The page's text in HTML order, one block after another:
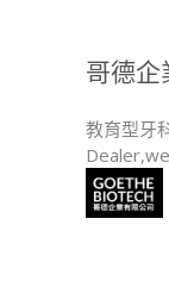
哥德
教育型牙